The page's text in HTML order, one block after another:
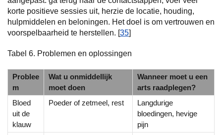
korte positieve sessies uit, herzie de locatie, houding,
hulpmiddelen en beloningen. Het doel is om vertrouwen en
voorspelbaarheid te herstellen. [35]
Tabel 6. Problemen en oplossingen
Problee
m
Wat u onmiddellijk
moet doen
Wanneer moet u een
arts raadplegen?
Bloed
uit de
klauw
Poeder of zetmeel, rest
Langdurige
bloedingen, hevige
pijn